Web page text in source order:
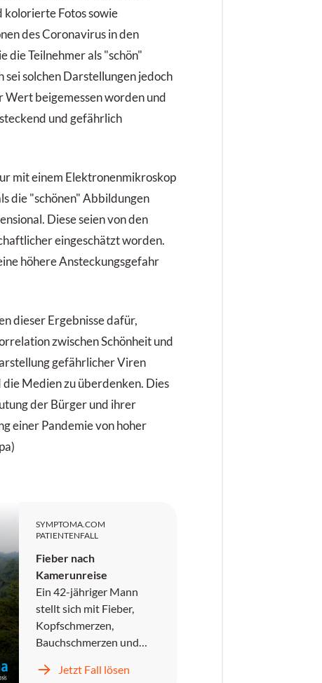
Fotos sowie
des Coronavirus in den
die Teilnehmer als "schön"
solchen Darstellungen jedoch
Wert beigemessen worden und
und gefährlich
mit einem Elektronenmikroskop
die "schönen" Abbildungen
Diese seien von den
eingeschätzt worden.
höhere Ansteckungsgefahr
dieser Ergebnisse dafür,
zwischen Schönheit und
gefährlicher Viren
Medien zu überdenken. Dies
der Bürger und ihrer
einer Pandemie von hoher
SYMPTOMA.COM
PATIENTENFALL
Fieber nach
Kamerunreise
Ein 42-jähriger Mann
stellt sich mit Fieber,
Kopfschmerzen,
Bauchschmerzen und
Notaufnahme vor. Er wird
Jetzt Fall lösen